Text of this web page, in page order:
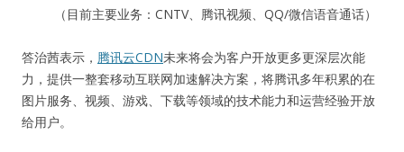
（目前主要业务：CNTV、腾讯视频、QQ/微信语音通话）
答治茜表示， 腾讯云CDN未来将会为客户开放更多更深层次能
力，提供一整套移动互联网加速解决方案，将腾讯多年积累的在
图片服务、视频、游戏、下载等领域的技术能力和运营经验开放
给用户。